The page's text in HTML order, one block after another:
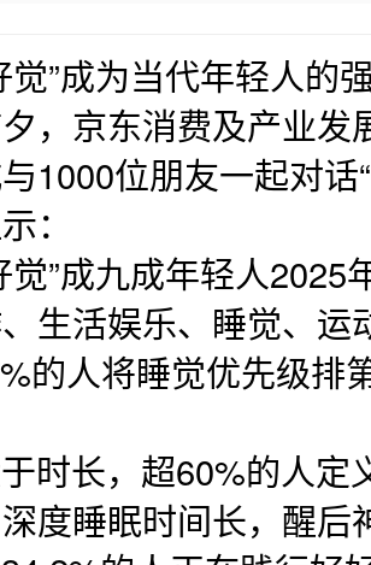
觉”成为当代年轻人的
，京东消费及产业
1000位朋友一起对话
：
觉”成九成年轻人2025
生活娱乐、睡觉、运
的人将睡觉优先级排
时长，超60%的人定
度睡眠时间长，醒后